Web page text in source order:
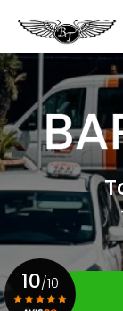
contenu
principal
10/10